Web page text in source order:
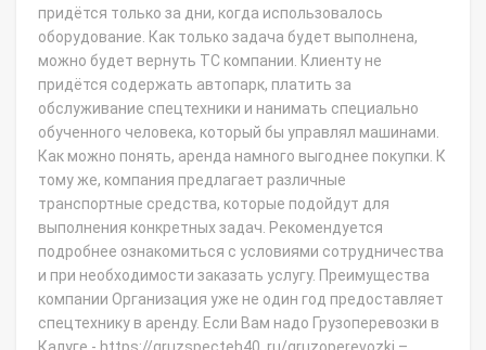
придётся только за дни, когда использовалось
оборудование. Как только задача будет выполнена,
можно будет вернуть ТС компании. Клиенту не
придётся содержать автопарк, платить за
обслуживание спецтехники и нанимать специально
обученного человека, который бы управлял машинами.
Как можно понять, аренда намного выгоднее покупки. К
тому же, компания предлагает различные
транспортные средства, которые подойдут для
выполнения конкретных задач. Рекомендуется
подробнее ознакомиться с условиями сотрудничества
и при необходимости заказать услугу. Преимущества
компании Организация уже не один год предоставляет
спецтехнику в аренду. Если Вам надо Грузоперевозки в